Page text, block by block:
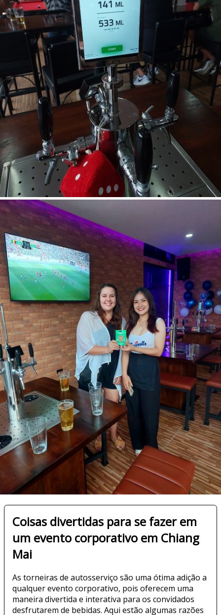
Coisas divertidas para se fazer em
um evento corporativo em Chiang
Mai
As torneiras de autosserviço são uma ótima adição a
qualquer evento corporativo, pois oferecem uma
maneira divertida e interativa para os convidados
desfrutarem de bebidas. Aqui estão algumas razões